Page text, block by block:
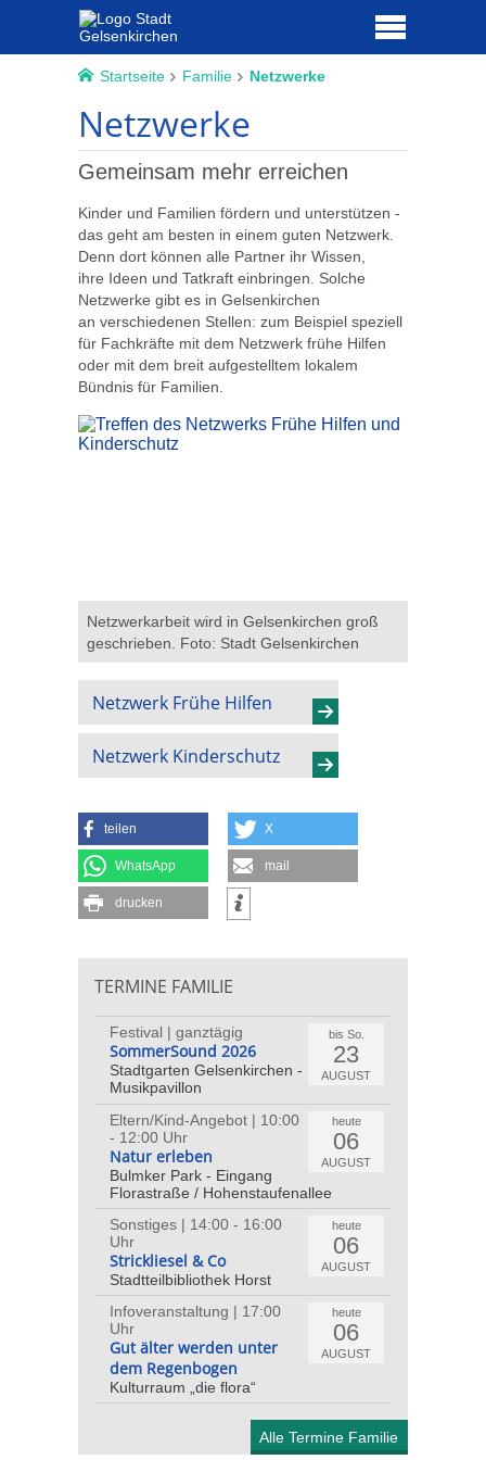
Startseite Familie Netzwerke
Netzwerke
Gemeinsam mehr erreichen
Kinder und Familien fördern und unterstützen -
das geht am besten in einem guten Netzwerk.
Denn dort können alle Partner ihr Wissen,
ihre Ideen und Tatkraft einbringen. Solche
Netzwerke gibt es in Gelsenkirchen
an verschiedenen Stellen: zum Beispiel speziell
für Fachkräfte mit dem Netzwerk frühe Hilfen
oder mit dem breit aufgestelltem lokalem
Bündnis für Familien.
Netzwerkarbeit wird in Gelsenkirchen groß
geschrieben. Foto: Stadt Gelsenkirchen
Netzwerk Frühe Hilfen
Netzwerk Kinderschutz
teilen X
WhatsApp mail
drucken
TERMINE FAMILIE
bis So.
23
AUGUST
Festival | ganztägig
SommerSound 2026
Stadtgarten Gelsenkirchen -
Musikpavillon
heute
06
AUGUST
Eltern/Kind-Angebot | 10:00
- 12:00 Uhr
Natur erleben
Bulmker Park - Eingang
Florastraße / Hohenstaufenallee
heute
06
AUGUST
Sonstiges | 14:00 - 16:00
Uhr
Strickliesel & Co
Stadtteilbibliothek Horst
heute
06
AUGUST
Infoveranstaltung | 17:00
Uhr
Gut älter werden unter
dem Regenbogen
Kulturraum „die flora“
Alle Termine Familie